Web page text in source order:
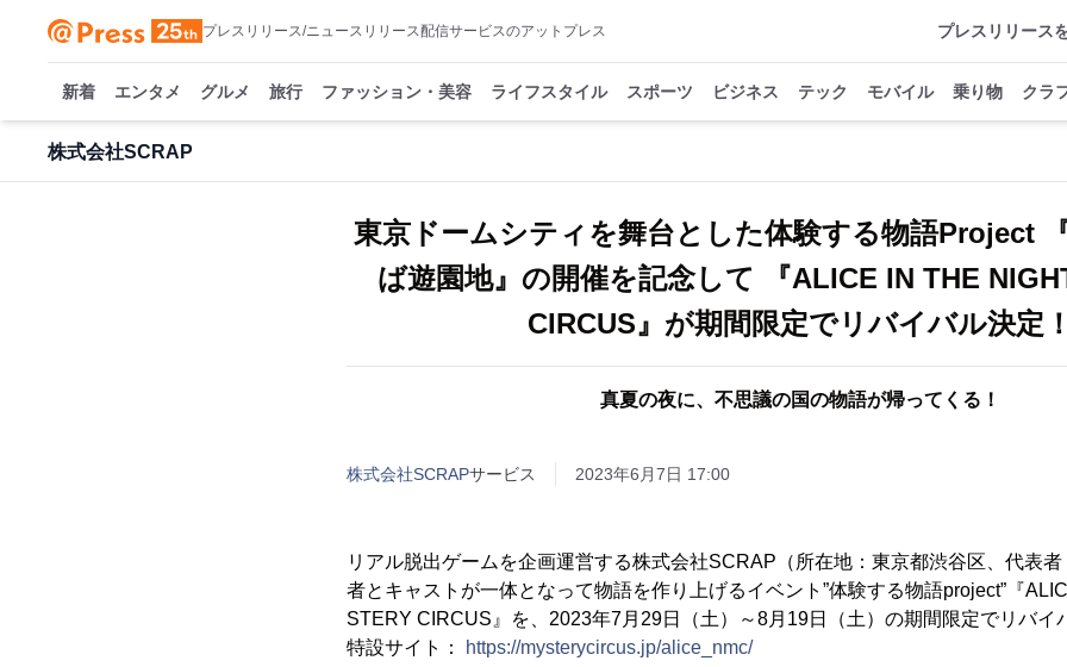
プレスリリース/ニュースリリース配信サービスのアットプレス プレスリリース
新着 エンタメ グルメ 旅行 ファッション・美容 ライフスタイル スポーツ ビジネス テック モバイル 乗り物 クラ
株式会社SCRAP
東京ドームシティを舞台とした体験する物語Project
ば遊園地』の開催を記念して 『ALICE IN THE
CIRCUS』が期間限定でリバイバル決定
真夏の夜に、不思議の国の物語が帰ってくる！
株式会社SCRAPサービス 2023年6月7日 17:00
リアル脱出ゲームを企画運営する株式会社SCRAP（所在地：東京都渋谷区、代表
者とキャストが一体となって物語を作り上げるイベント”体験する物語project”『
STERY CIRCUS』を、2023年7月29日（土）～8月19日（土）の期間限定でリバイ
特設サイト：
https://mysterycircus.jp/alice_nmc/